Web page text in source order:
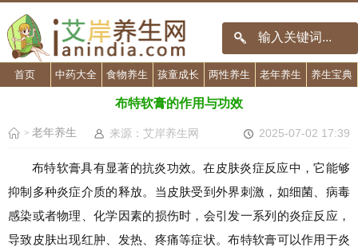
首页 中药大全 食物养生 孩童成长 两性养生 老年养生 养生宝典
布特软膏的作用与功效
> 老年养生 来源：艾岸养生网 2025-07-02 17:39
布特软膏具有显著的抗炎功效。在皮肤炎症反应中，它能够
抑制多种炎症介质的释放。当皮肤受到外界刺激，如细菌、病毒
感染或者物理、化学因素的损伤时，会引发一系列的炎症反应，
导致皮肤出现红肿、发热、疼痛等症状。布特软膏可以作用于炎